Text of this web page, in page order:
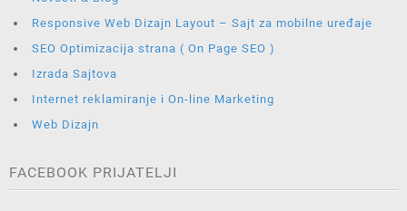
Responsive Web Dizajn Layout – Sajt za mobilne uređaje
SEO Optimizacija strana ( On Page SEO )
Izrada Sajtova
Internet reklamiranje i On-line Marketing
Web Dizajn
FACEBOOK PRIJATELJI